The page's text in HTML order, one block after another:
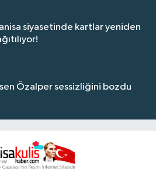
siyasetinde kartlar yeniden
Özalper sessizliğini bozdu